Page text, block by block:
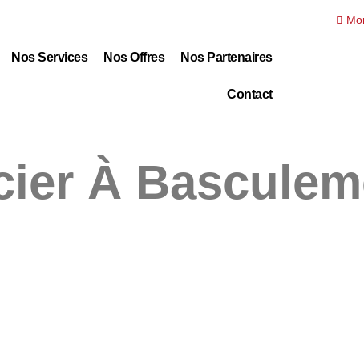
Nos Services Nos Offres Nos Partenaires
Contact
À